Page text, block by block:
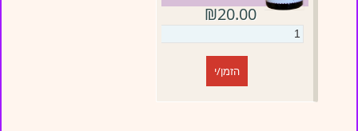
₪20.00
הזמן/י